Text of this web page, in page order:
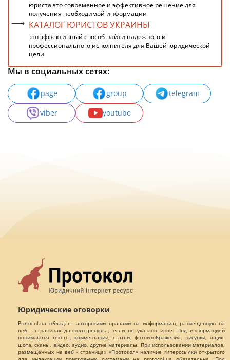
юриста это современное и эффективное решение для
получения необходимой информации
КАТАЛОГ ЮРИСТОВ УКРАИНЫ
это эффективный способ найти надежного и
профессионального исполнителя для Вашей юридической
цели
Мы в социальных сетях:
page group
telegram
viber
youtube
Юридические оговорки
Protocol.ua обладает авторскими правами на информацию, размещенную на
веб - страницах данного ресурса, если не указано иное. Под информацией
понимаются тексты, комментарии, статьи, фотоизображения, рисунки, ящик-
шота, сканы, видео, аудио, другие материалы. При использовании материалов,
размещенных на веб - страницах «Протокол» наличие гиперссылки открытого